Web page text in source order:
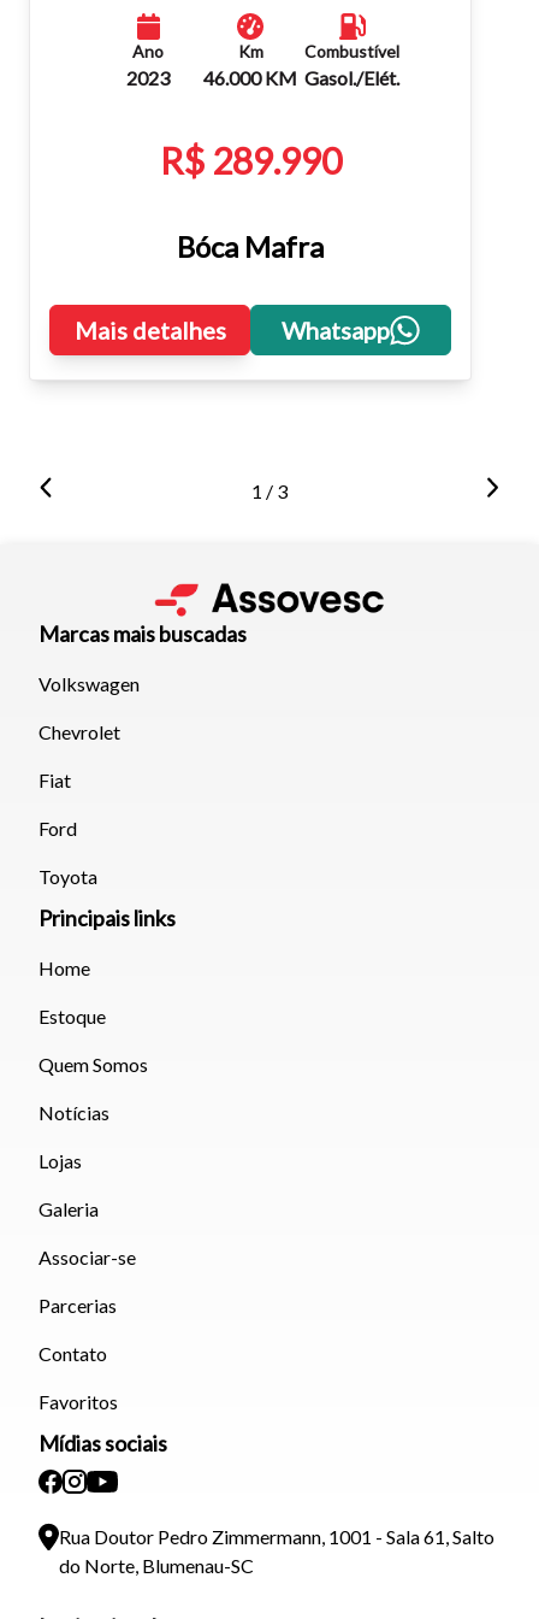
Ano
2023
Km
46.000 KM
Combustível
Gasol./Elét.
R$ 289.990
Bóca Mafra
Mais detalhes Whatsapp
1 / 3
Marcas mais buscadas
Volkswagen
Chevrolet
Fiat
Ford
Toyota
Principais links
Home
Estoque
Quem Somos
Notícias
Lojas
Galeria
Associar-se
Parcerias
Contato
Favoritos
Mídias sociais
Rua Doutor Pedro Zimmermann, 1001 - Sala 61, Salto
do Norte, Blumenau-SC